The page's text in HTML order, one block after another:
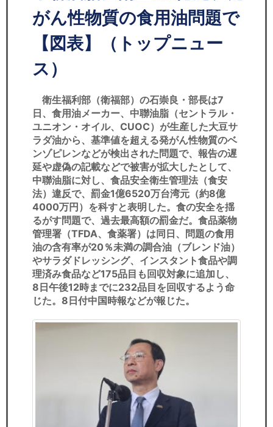
リサーチ
セミナー
経済ニュース
労務顧問
ＩＴ
飲食店情報
がん性物質の食用油問題で
【図表】（トップニュー
ス）
衛生福利部（衛福部）の石崇良・部長は7
日、食用油メーカー、中聯油脂（セントラル・
ユニオン・オイル、CUOC）が生産した大豆サ
ラダ油から、基準値を超える発がん性物質のベ
ンゾピレンなどが検出された問題で、報告の遅
延や虚偽の記載などで被害が拡大したとして、
中聯油脂に対し、食品安全衛生管理法（食安
法）違反で、罰金1億6520万台湾元（約8億
4000万円）を科すと表明した。食の安全を揺
るがす問題で、過去最高額の罰金だ。食品薬物
管理署（TFDA、食薬署）は同日、問題の食用
油の含有率が20％未満の調合油（ブレンド油）
やサラダドレッシング、インスタント食品や調
理済み食品など175品目も回収対象に追加し、
8日午後12時までに232品目を回収するよう命
じた。8日付中国時報などが報じた。